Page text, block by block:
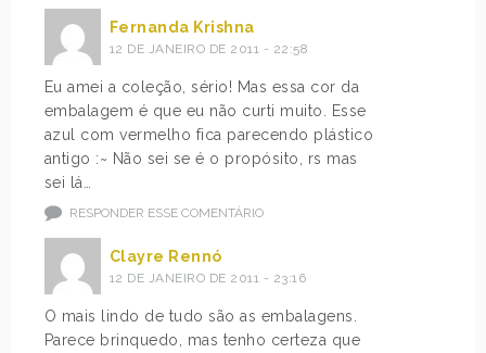
Fernanda Krishna
12 DE JANEIRO DE 2011 - 22:58
Eu amei a coleção, sério! Mas essa cor da
embalagem é que eu não curti muito. Esse
azul com vermelho fica parecendo plástico
antigo :~ Não sei se é o propósito, rs mas
sei lá…
RESPONDER ESSE COMENTÁRIO
Clayre Rennó
12 DE JANEIRO DE 2011 - 23:16
O mais lindo de tudo são as embalagens.
Parece brinquedo, mas tenho certeza que